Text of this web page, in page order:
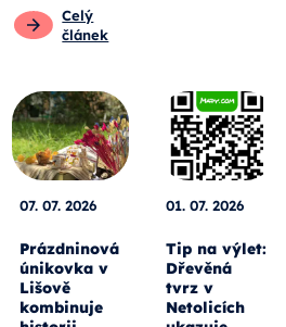
Celý
článek
07. 07. 2026
Prázdninová
únikovka v
Lišově
kombinuje
01. 07. 2026
Tip na výlet:
Dřevěná
tvrz v
Netolicích